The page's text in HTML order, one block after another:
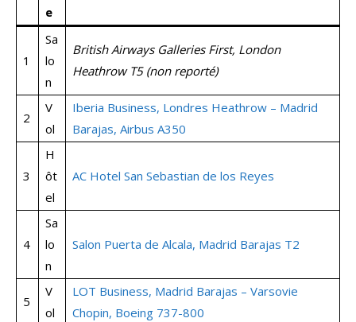
e
1
Sa
lo
n
British Airways Galleries First, London
Heathrow T5 (non reporté)
2
V
ol
Iberia Business, Londres Heathrow – Madrid
Barajas, Airbus A350
3
H
ôt
el
AC Hotel San Sebastian de los Reyes
4
Sa
lo
n
Salon Puerta de Alcala, Madrid Barajas T2
5
V
ol
LOT Business, Madrid Barajas – Varsovie
Chopin, Boeing 737-800